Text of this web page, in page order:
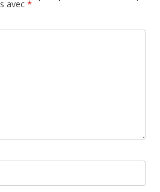
avec *